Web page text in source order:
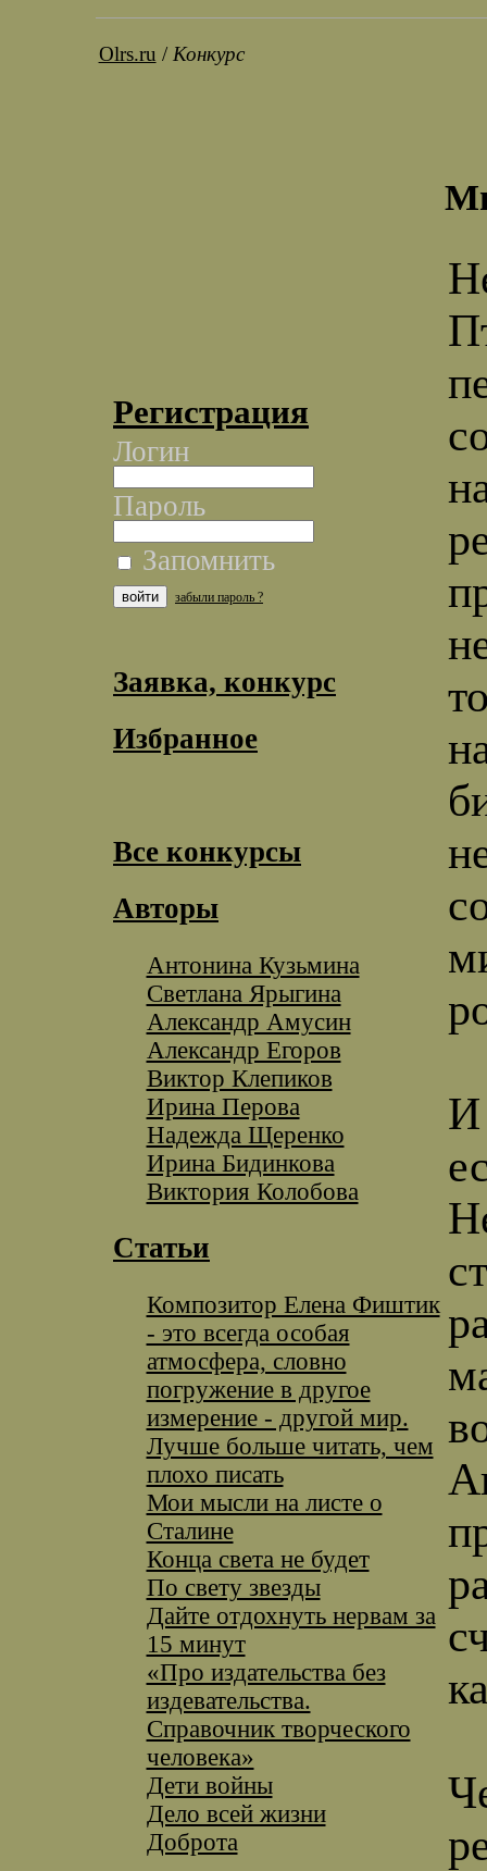
Olrs.ru / Конкурс
Регистрация
Логин
Пароль
Запомнить
забыли пароль ?
Заявка, конкурс
Избранное
Все конкурсы
Авторы
Антонина Кузьмина
Светлана Ярыгина
Александр Амусин
Александр Егоров
Виктор Клепиков
Ирина Перова
Надежда Щеренко
Ирина Бидинкова
Виктория Колобова
Статьи
Композитор Елена Фиштик
- это всегда особая
атмосфера, словно
погружение в другое
измерение - другой мир.
Лучше больше читать, чем
плохо писать
Мои мысли на листе о
Сталине
Конца света не будет
По свету звезды
Дайте отдохнуть нервам за
15 минут
«Про издательства без
издевательства.
Справочник творческого
человека»
Дети войны
Дело всей жизни
Доброта
И